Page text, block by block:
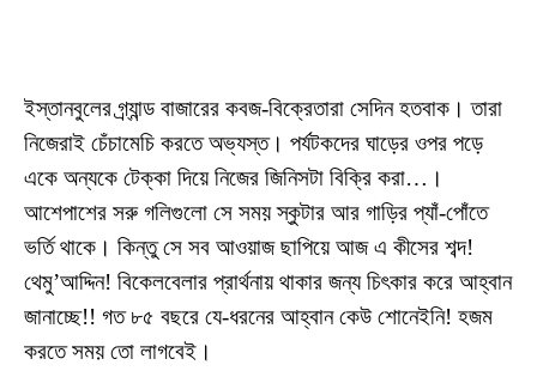
ইস্তানবুলের গ্র্যান্ড বাজারের কবজ-বিক্রেতারা সেদিন হতবাক। তারা
নিজেরাই চেঁচামেচি করতে অভ্যস্ত। পর্যটকদের ঘাড়ের ওপর পড়ে
একে অন্যকে টেক্কা দিয়ে নিজের জিনিসটা বিক্রি করা…।
আশেপাশের সরু গলিগুলো সে সময় স্কুটার আর গাড়ির প্যাঁ-পোঁতে
ভর্তি থাকে। কিন্তু সে সব আওয়াজ ছাপিয়ে আজ এ কীসের শব্দ!
থেমু’আদ্দিন! বিকেলবেলার প্রার্থনায় থাকার জন্য চিৎকার করে আহ্বান
জানাচ্ছে!! গত ৮৫ বছরে যে-ধরনের আহ্বান কেউ শোনেইনি! হজম
করতে সময় তো লাগবেই।